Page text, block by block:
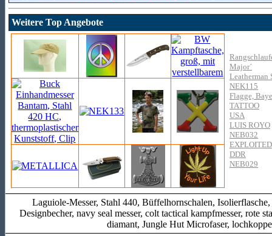
Weitere Top Angebote
Major´
Leatherman
NEK115
Flagge,
TATTOO
USA
LUIS ROYO
NEB032
EXPLOITED
DDR
NEB029
Laguiole-Messer, Stahl 440, Büffelhornschalen,
Designbecher, navy seal messer, colt tactical kampfmesser, rote
diamant, Jungle Hut Microfaser,